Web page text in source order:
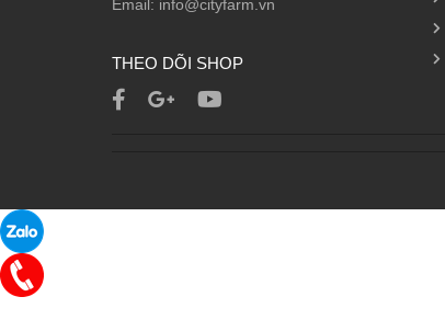
Email: info@cityfarm.vn
THEO DÕI SHOP